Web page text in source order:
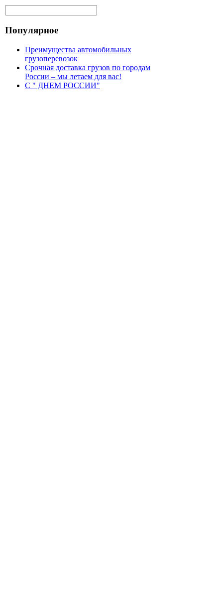
Популярное
Преимущества автомобильных
грузоперевозок
Срочная доставка грузов по городам
России – мы летаем для вас!
С " ДНЕМ РОССИИ"